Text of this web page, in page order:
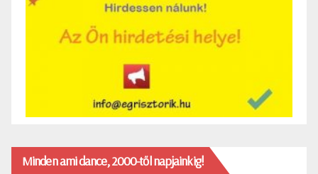
Minden ami dance, 2000-től napjainkig!